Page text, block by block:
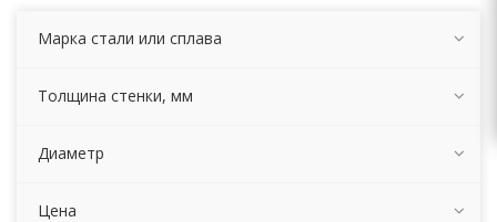
Марка стали или сплава
Толщина стенки, мм
Диаметр
Цена